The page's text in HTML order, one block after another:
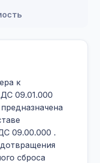
к
09.01.000
предназначена
09.00.000 .
сброса